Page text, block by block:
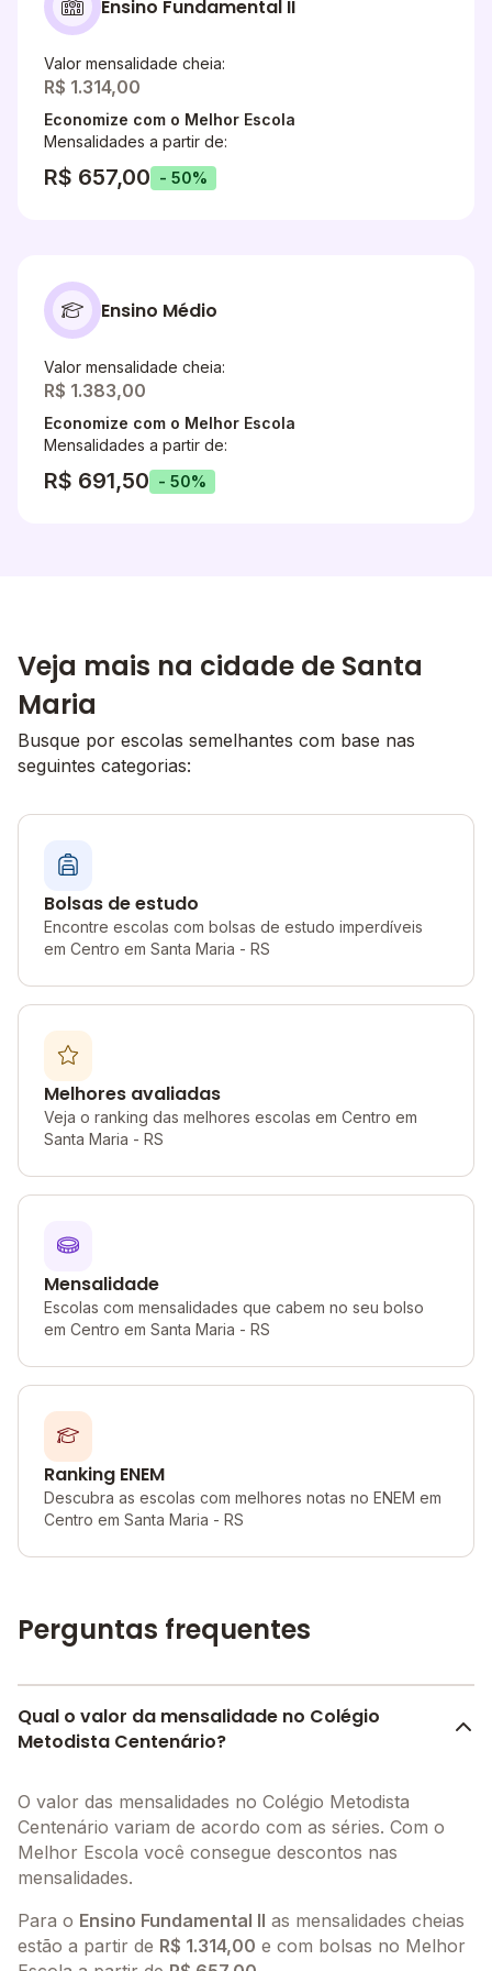
Ensino Fundamental II
Valor mensalidade cheia:
R$ 1.314,00
Economize com o Melhor Escola
Mensalidades a partir de:
R$ 657,00 - 50%
Ensino Médio
Valor mensalidade cheia:
R$ 1.383,00
Economize com o Melhor Escola
Mensalidades a partir de:
R$ 691,50 - 50%
Veja mais na cidade de Santa
Maria
Busque por escolas semelhantes com base nas
seguintes categorias:
Bolsas de estudo
Encontre escolas com bolsas de estudo imperdíveis
em Centro em Santa Maria - RS
Melhores avaliadas
Veja o ranking das melhores escolas em Centro em
Santa Maria - RS
Mensalidade
Escolas com mensalidades que cabem no seu bolso
em Centro em Santa Maria - RS
Ranking ENEM
Descubra as escolas com melhores notas no ENEM em
Centro em Santa Maria - RS
Perguntas frequentes
Qual o valor da mensalidade no Colégio
Metodista Centenário?
O valor das mensalidades no Colégio Metodista
Centenário variam de acordo com as séries. Com o
Melhor Escola você consegue descontos nas
mensalidades.
Para o Ensino Fundamental II as mensalidades cheias
estão a partir de R$ 1.314,00 e com bolsas no Melhor